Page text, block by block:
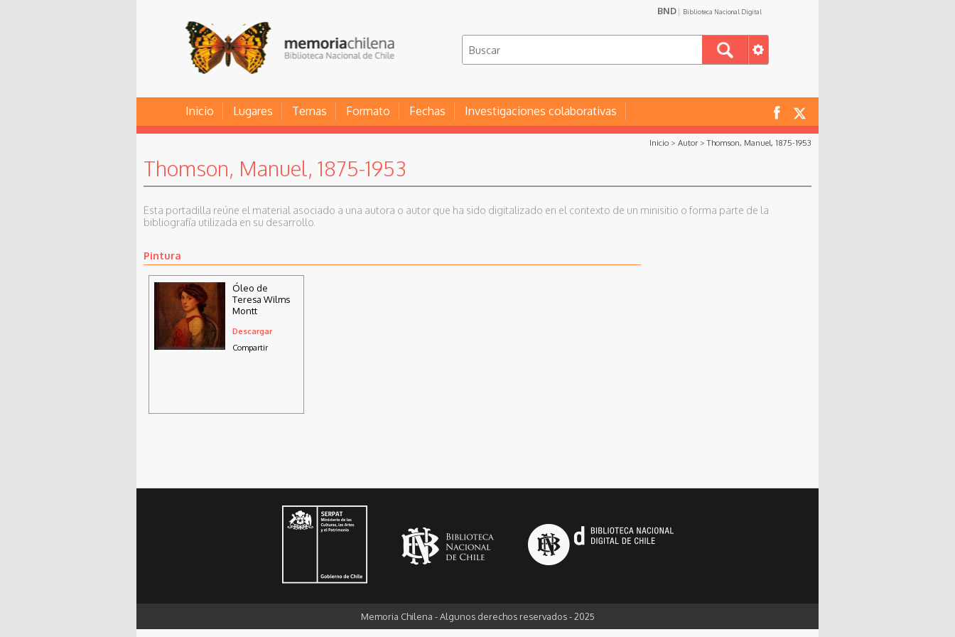
BND Biblioteca Nacional Digital
Inicio Lugares Temas Formato Fechas Investigaciones colaborativas
Inicio> Autor>Thomson, Manuel, 1875-1953
Thomson, Manuel, 1875-1953
Esta portadilla reúne el material asociado a una autora o autor que ha sido digitalizado en el contexto de un minisitio o forma parte de la
bibliografía utilizada en su desarrollo.
Pintura
Óleo de
Teresa Wilms
Montt
Descargar
Compartir
Memoria Chilena - Algunos derechos reservados - 2025